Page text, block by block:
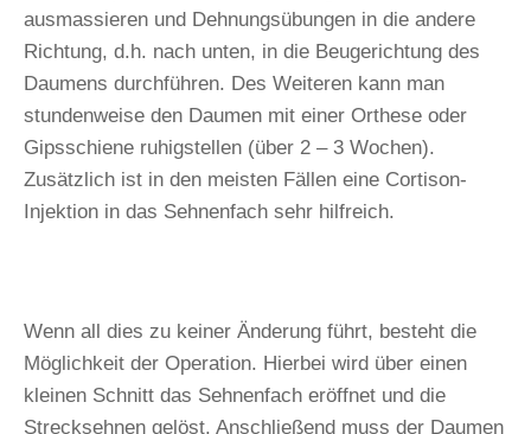
ausmassieren und Dehnungsübungen in die andere
Richtung, d.h. nach unten, in die Beugerichtung des
Daumens durchführen. Des Weiteren kann man
stundenweise den Daumen mit einer Orthese oder
Gipsschiene ruhigstellen (über 2 – 3 Wochen).
Zusätzlich ist in den meisten Fällen eine Cortison-
Injektion in das Sehnenfach sehr hilfreich.
Wenn all dies zu keiner Änderung führt, besteht die
Möglichkeit der Operation. Hierbei wird über einen
kleinen Schnitt das Sehnenfach eröffnet und die
Strecksehnen gelöst. Anschließend muss der Daumen